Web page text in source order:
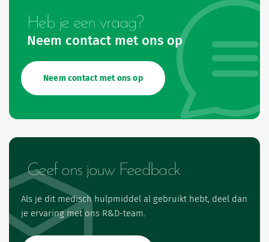
Heb je een vraag?
Neem contact met ons op
Neem contact met ons op
Geef ons jouw Feedback
Als je dit medisch hulpmiddel al gebruikt hebt, deel dan
je ervaring met ons R&D-team.